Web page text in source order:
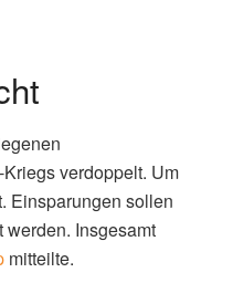
verdoppelt. Um
Einsparungen sollen
Insgesamt
mitteilte.